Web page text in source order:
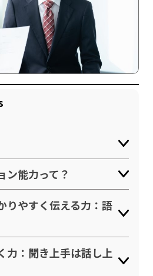
プライバシーポリシー
はこちら
ン能力って？
りやすく伝える力：語
力：聞き上手は話し上